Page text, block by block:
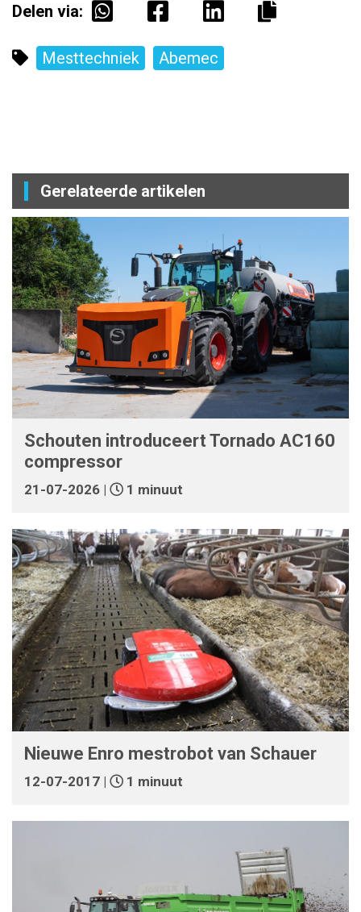
Delen via:
Mesttechniek Abemec
Gerelateerde artikelen
Schouten introduceert Tornado AC160
compressor
21-07-2026 | 1 minuut
Nieuwe Enro mestrobot van Schauer
12-07-2017 | 1 minuut